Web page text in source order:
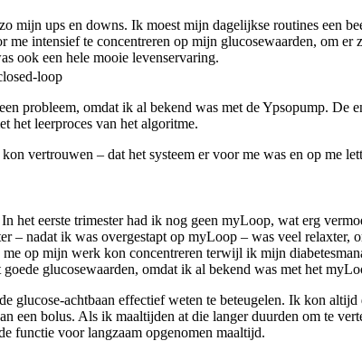
mijn ups en downs. Ik moest mijn dagelijkse routines een
me intensief te concentreren op mijn glucosewaarden, om er
ook een hele mooie levenservaring.
loop
probleem, omdat ik al bekend was met de Ypsopump. De
het leerproces van het algoritme.
vertrouwen – dat het systeem er voor me was en op me
het eerste trimester had ik nog geen myLoop, wat erg
– nadat ik was overgestapt op myLoop – was veel relaxter,
op mijn werk kon concentreren terwijl ik mijn
glucosewaarden, omdat ik al bekend was met het
glucose-achtbaan effectief weten te beteugelen. Ik kon
een bolus. Als ik maaltijden at die langer duurden om te
functie voor langzaam opgenomen maaltijd.